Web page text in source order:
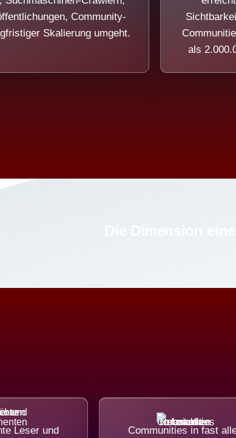
Community-
Skalierung umgeht.
als
Leser und
Communities in fast